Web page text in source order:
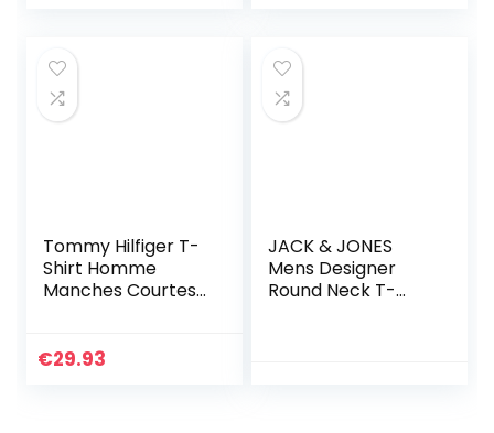
Tommy Hilfiger T-
Shirt Homme
Manches Courtes
XL
€29.93
JACK & JONES
Mens Designer
Round Neck T-